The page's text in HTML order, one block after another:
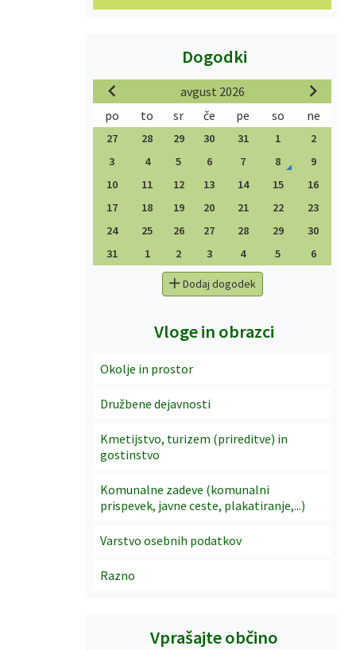
Dogodki
avgust 2026
po
to sr če pe so ne
27 28 29 30 31 1
2
3
4 5 6 7 8
9
10
11 12 13 14 15
16
17
18 19 20 21 22
23
24
25 26 27 28 29
30
31
1 2 3 4 5 6
Dodaj dogodek
Vloge in obrazci
Okolje in prostor
Družbene dejavnosti
Kmetijstvo, turizem (prireditve) in
gostinstvo
Komunalne zadeve (komunalni
prispevek, javne ceste, plakatiranje,...)
Varstvo osebnih podatkov
Razno
Vprašajte občino